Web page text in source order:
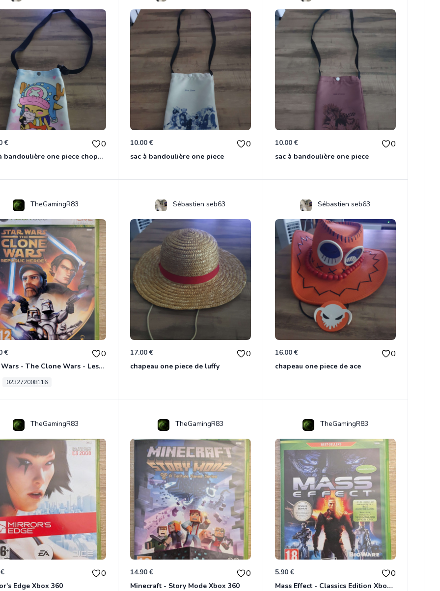
€ 0
sac à bandoulière one piece chopper
10.00 € 0
sac à bandoulière one piece
10.00 € 0
sac à bandoulière one piece
TheGamingR83
€ 0
Star Wars - The Clone Wars - Les Héros De La République Xbox 360
023272008116
Sébastien seb63
17.00 € 0
chapeau one piece de luffy
Sébastien seb63
16.00 € 0
chapeau one piece de ace
TheGamingR83
0
Edge Xbox 360
TheGamingR83
14.90 € 0
Minecraft - Story Mode Xbox 360
TheGamingR83
5.90 € 0
Mass Effect - Classics Edition Xbox 360